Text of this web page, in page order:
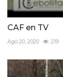
CAF en TV
Ago 20, 2020 219